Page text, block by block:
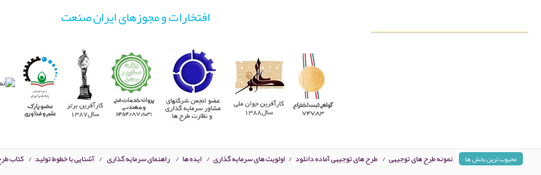
افتخارات و مجوزهای ایران صنعت
محبوب ترین بخش ها نمونه طرح های توجیهی / طرح های توجیهی آماده دانلود / اولویت های سرمایه گذاری / ایده ها / راهنمای سرمایه گذاری / آشنایی با خطوط تولید / کتاب